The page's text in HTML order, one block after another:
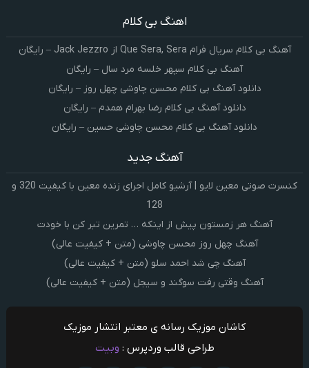
اهنگ بی کلام
آهنگ بی کلام سریال فرام Que Sera, Sera از Jack Jezzro – رایگان
آهنگ بی کلام سپهر خلسه مرد سال – رایگان
دانلود آهنگ بی کلام محسن چاوشی چهل روز – رایگان
دانلود آهنگ بی کلام رضا بهرام همدم – رایگان
دانلود آهنگ بی کلام محسن چاوشی حسین – رایگان
آهنگ جدید
کنسرت صوتی معین لایو | آرشیو کامل اجرای زنده معین با کیفیت 320 و
128
آهنگ هر زمستون پیش از اینکه … تمرین تبر کن با خودت
آهنگ چهل روز محسن چاوشی (متن + کیفیت عالی)
آهنگ چی شد احمد سلو (متن + کیفیت عالی)
آهنگ وقتی رفت سوگند و سیجل (متن + کیفیت عالی)
کاشان موزیک رسانه ی معتبر انتشار موزیک
طراحی قالب وردپرس : وبیت